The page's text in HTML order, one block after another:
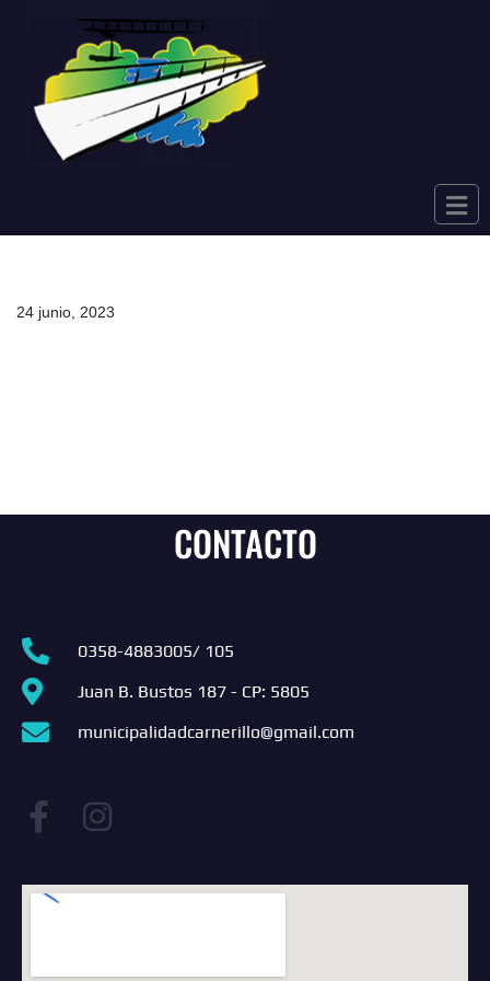
contenido
24 junio, 2023
CONTACTO
0358-4883005/ 105
Juan B. Bustos 187 - CP: 5805
municipalidadcarnerillo@gmail.com